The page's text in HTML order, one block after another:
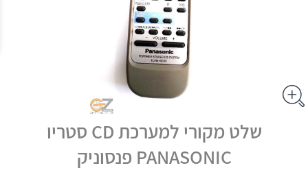
שלט מקורי למערכת CD סטריו
PANASONIC פנסוניק